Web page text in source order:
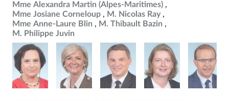
Mme Alexandra Martin (Alpes-Maritimes)
Mme Josiane Corneloup
M. Nicolas Ray
Mme Anne-Laure Blin
M. Thibault Bazin
M. Philippe Juvin